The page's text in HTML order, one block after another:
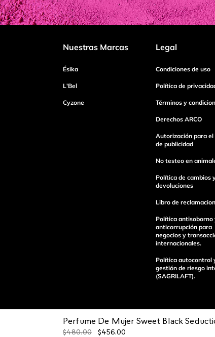
Perfume De Mujer Sweet Black
$480.00 $456.00
Tu nombre
Dirección de email
Nuestras Marcas
Ésika
L'Bel
Cyzone
Legal
Condiciones de uso
Política de
Términos y
Derechos ARCO
Autorización para el
de publicidad
No testeo en
Política de cambios
devoluciones
Libro de
Política antisoborno
anticorrupción para
negocios y
internacionales.
Política autocontrol
gestión de riesgo
(SAGRILAFT).
Pagos 100%